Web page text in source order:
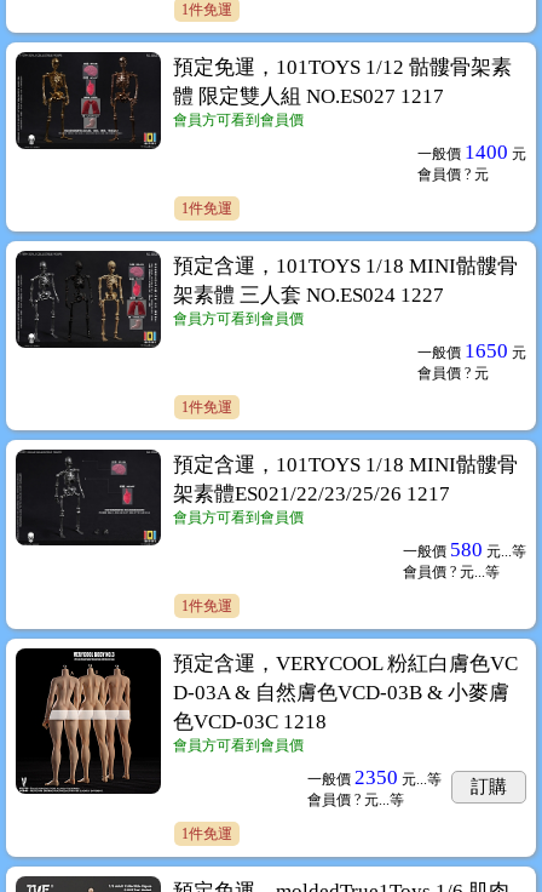
1件免運
預定免運，101TOYS 1/12 骷髏骨架素
體 限定雙人組 NO.ES027 1217
會員方可看到會員價
一般價 1400 元
會員價 ? 元
1件免運
預定含運，101TOYS 1/18 MINI骷髏骨
架素體 三人套 NO.ES024 1227
會員方可看到會員價
一般價 1650 元
會員價 ? 元
1件免運
預定含運，101TOYS 1/18 MINI骷髏骨
架素體ES021/22/23/25/26 1217
會員方可看到會員價
一般價 580 元... 等
會員價 ? 元... 等
1件免運
預定含運，VERYCOOL 粉紅白膚色VC
D-03A & 自然膚色VCD-03B & 小麥膚
色VCD-03C 1218
會員方可看到會員價
一般價 2350 元... 等
會員價 ? 元... 等
訂購
1件免運